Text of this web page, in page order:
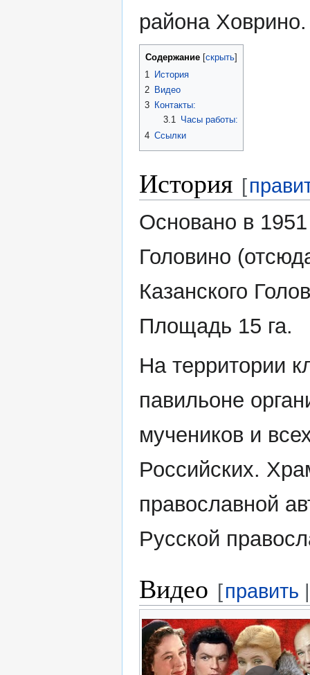
района Ховрино.
Содержание
1
История
2 Видео
3 Контакты:
3.1 Часы работы:
4 Ссылки
История [
Основано в
Головино
Казанского
Площадь 15 га.
На территории
павильоне
мучеников и
Российских.
православной
Русской
Видео [править